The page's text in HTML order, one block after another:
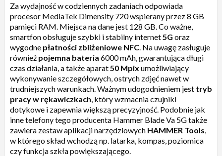
Za wydajność w codziennych zadaniach odpowiada
procesor MediaTek Dimensity 720 wspierany przez 8 GB
pamięci RAM. Miejsca na dane jest 128 GB. Co ważne,
smartfon obsługuje szybki i stabilny internet5G oraz
wygodne płatności zbliżeniowe NFC. Na uwagę zasługuje
również pojemna bateria 6000 mAh, gwarantująca długi
czas działania, a także aparat50 Mpix umożliwiający
wykonywanie szczegółowych, ostrych zdjęć nawet w
trudniejszych warunkach. Ważnym udogodnieniem jest tryb
pracy w rękawiczkach, który wzmacnia czujniki
dotykowe i zapewnia większą precyzyjność. Podobnie jak
inne telefony tego producenta Hammer Blade Va 5G także
zawiera zestaw aplikacji narzędziowych HAMMER Tools,
w którego skład wchodzą np. latarka, kompas, poziomica
czy funkcja szkła powiększającego.